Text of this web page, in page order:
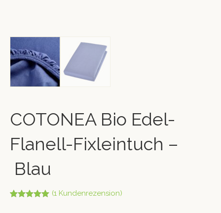
COTONEA Bio Edel-
Flanell-Fixleintuch –
Blau
(1 Kundenrezension)